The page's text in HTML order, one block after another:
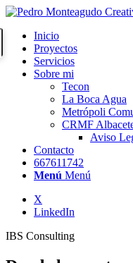
Inicio
Proyectos
Servicios
Sobre mi
Tecon
La Boca Agua
Metrópoli
CRMF
Aviso
Contacto
667611742
Menú Menú
X
LinkedIn
IBS Consulting